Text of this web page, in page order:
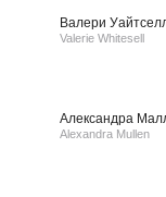
Валери
Valerie Whitesell
Александра
Alexandra Mullen